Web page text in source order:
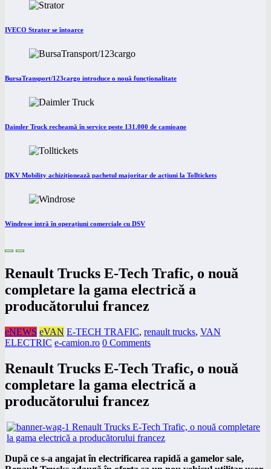
IVECO Strator se întoarce
BursaTransport/123cargo introduce o nouă funcționalitate
Daimler Truck recheamă în service peste 131.000 de camioane
DKV Mobility achiziționează pachetul majoritar de acțiuni la Tolltickets
Windrose intră în operațiuni comerciale cu DSV
Renault Trucks E-Tech Trafic, o nouă
completare la gama electrică a
producătorului francez
eNEWS eVAN E-TECH TRAFIC, renault trucks, VAN
ELECTRIC e-camion.ro 0 Comments
Renault Trucks E-Tech Trafic, o nouă
completare la gama electrică a
producătorului francez
După ce s-a angajat în electrificarea rapidă a gamelor sale,